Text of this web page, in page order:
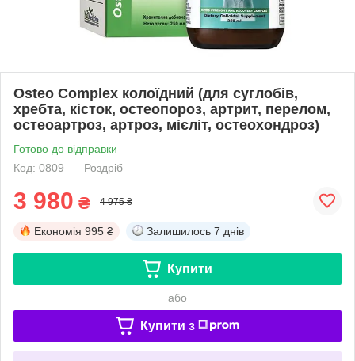
Osteo Complex колоїдний (для суглобів,
хребта, кісток, остеопороз, артрит, перелом,
остеоартроз, артроз, мієліт, остеохондроз)
Готово до відправки
Код: 0809
Роздріб
3 980 ₴ 4 975 ₴
Економія 995 ₴ Залишилось 7 днів
Купити
або
Купити з